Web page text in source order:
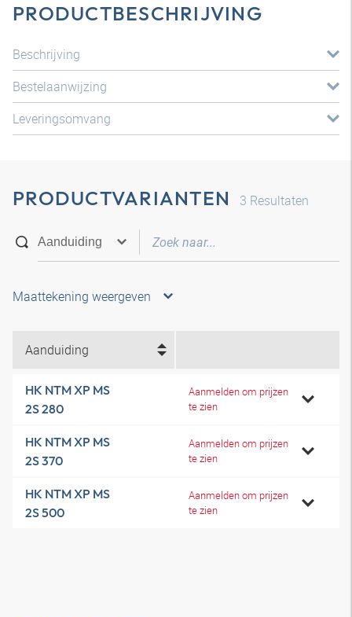
PRODUCTBESCHRIJVING
Beschrijving
Bestelaanwijzing
Leveringsomvang
PRODUCTVARIANTEN 3 Resultaten
Maattekening weergeven
Aanduiding
HK NTM XP MS
2S 280
Aanmelden om prijzen
te zien
HK NTM XP MS
2S 370
Aanmelden om prijzen
te zien
HK NTM XP MS
2S 500
Aanmelden om prijzen
te zien